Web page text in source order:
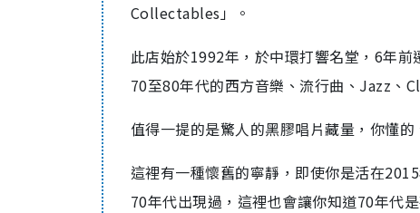
Collectables」。
此店始於1992年，於中環打響名堂，6年
70至80年代的西方音樂、流行曲、Jazz、
值得一提的是驚人的黑膠唱片藏量，你懂
這裡有一種懷舊的寧靜，即使你是活在
70年代出現過，這裡也會讓你知道70年代是